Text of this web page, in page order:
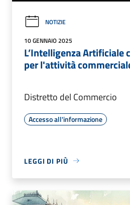
NOTIZIE
10 GENNAIO 2025
L’Intelligenza Artificiale
per l'attività
Distretto del Commercio
Accesso all'informazione
LEGGI DI PIÙ